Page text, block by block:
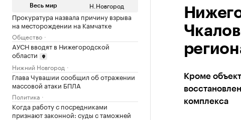
Весь мир Н.Новгород
Прокуратура назвала причину взрыва
на месторождении на Камчатке
Общество
АУСН вводят в Нижегородской
области
Нижний Новгород
Глава Чувашии сообщил об отражении
массовой атаки БПЛА
Политика
Когда работу с посредниками
признают законной: суды с таможней
Кроме
комплекса